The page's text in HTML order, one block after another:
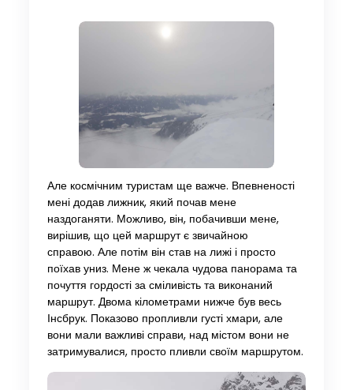
Але космічним туристам ще важче. Впевненості
мені додав лижник, який почав мене
наздоганяти. Можливо, він, побачивши мене,
вирішив, що цей маршрут є звичайною
справою. Але потім він став на лижі і просто
поїхав униз. Мене ж чекала чудова панорама та
почуття гордості за сміливість та виконаний
маршрут. Двома кілометрами нижче був весь
Інсбрук. Показово пропливли густі хмари, але
вони мали важливі справи, над містом вони не
затримувалися, просто пливли своїм маршрутом.